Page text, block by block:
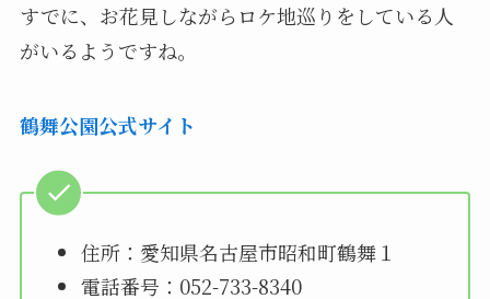
すでに、お花見しながらロケ地巡りをしている人
がいるようですね。
鶴舞公園公式サイト
住所：愛知県名古屋市昭和町鶴舞１
電話番号：052-733-8340